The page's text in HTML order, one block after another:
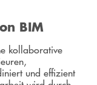
BIM
kollaborative
und effizient